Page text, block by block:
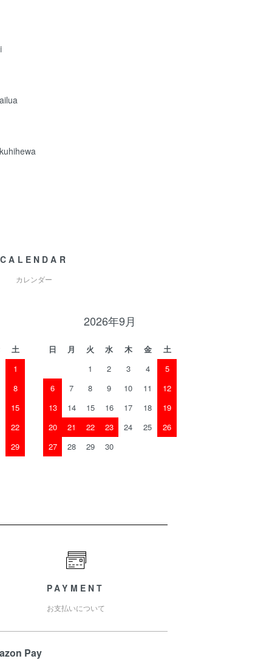
CALENDAR
カレンダー
土
1
8
15
22
29
2026年9月
日 月 火 水 木 金
土
1
2 3 4
5
6
7 8 9 10 11
12
13
14 15 16 17 18
19
20
21 22 23 24 25
26
27
28 29 30
PAYMENT
お支払いについて
Pay